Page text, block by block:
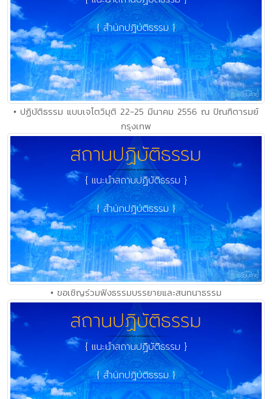
• ปฏิบัติธรรม แบบเจโตวิมุติ 22-25 มีนาคม 2556 ณ ปัณฑิตารมย์
กรุงเทพ
• ขอเชิญร่วมฟังธรรมบรรยายและสนทนาธรรม